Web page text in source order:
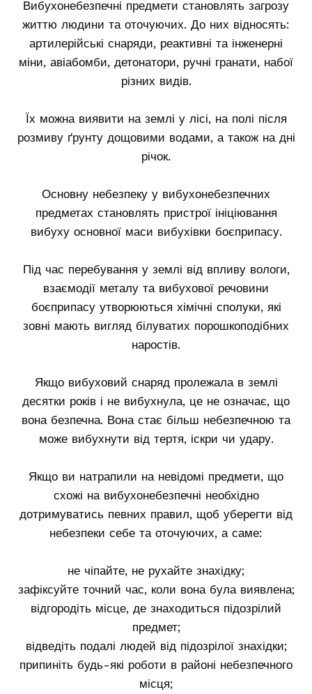
Вибухонебезпечні предмети становлять загрозу
життю людини та оточуючих. До них відносять:
артилерійські снаряди, реактивні та інженерні
міни, авіабомби, детонатори, ручні гранати, набої
різних видів.
Їх можна виявити на землі у лісі, на полі після
розмиву ґрунту дощовими водами, а також на дні
річок.
Основну небезпеку у вибухонебезпечних
предметах становлять пристрої ініціювання
вибуху основної маси вибухівки боєприпасу.
Під час перебування у землі від впливу вологи,
взаємодії металу та вибухової речовини
боєприпасу утворюються хімічні сполуки, які
зовні мають вигляд білуватих порошкоподібних
наростів.
Якщо вибуховий снаряд пролежала в землі
десятки років і не вибухнула, це не означає, що
вона безпечна. Вона стає більш небезпечною та
може вибухнути від тертя, іскри чи удару.
Якщо ви натрапили на невідомі предмети, що
схожі на вибухонебезпечні необхідно
дотримуватись певних правил, щоб уберегти від
небезпеки себе та оточуючих, а саме:
не чіпайте, не рухайте знахідку;
зафіксуйте точний час, коли вона була виявлена;
відгородіть місце, де знаходиться підозрілий
предмет;
відведіть подалі людей від підозрілої знахідки;
припиніть будь-які роботи в районі небезпечного
місця;